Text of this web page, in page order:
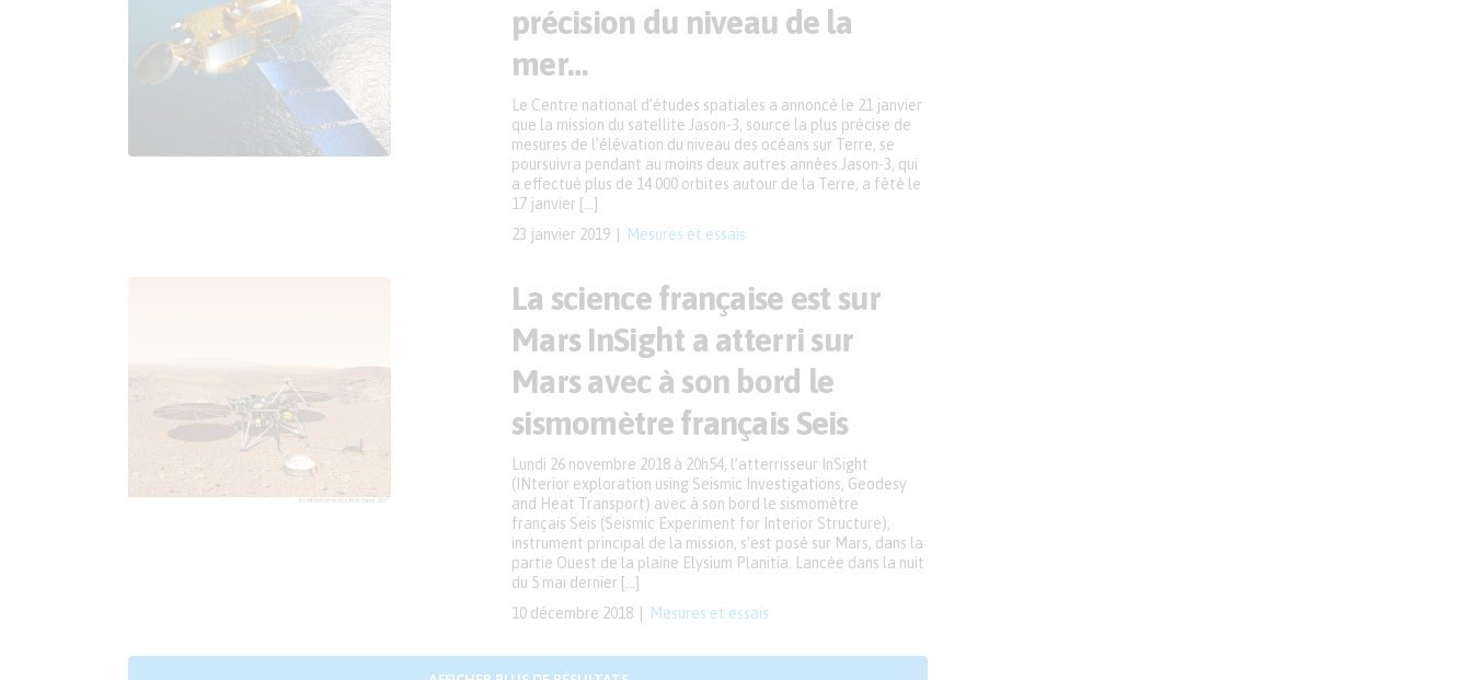
précision du niveau de la
mer…
23 janvier 2019 Mesures et essais
Le Centre national d’études spatiales a annoncé le 21 janvier
que la mission du satellite Jason-3, source la plus précise de
mesures de l’élévation du niveau des océans sur Terre, se
poursuivra pendant au moins deux autres années.Jason-3, qui
a effectué plus de 14 000 orbites autour de la Terre, a fêté le
17 janvier […]
La science française est sur
Mars InSight a atterri sur
Mars avec à son bord le
sismomètre français Seis
10 décembre 2018 Mesures et essais
Lundi 26 novembre 2018 à 20h54, l’atterrisseur InSight
(INterior exploration using Seismic Investigations, Geodesy
and Heat Transport) avec à son bord le sismomètre
français Seis (Seismic Experiment for Interior Structure),
instrument principal de la mission, s’est posé sur Mars, dans la
partie Ouest de la plaine Elysium Planitia. Lancée dans la nuit
du 5 mai dernier […]